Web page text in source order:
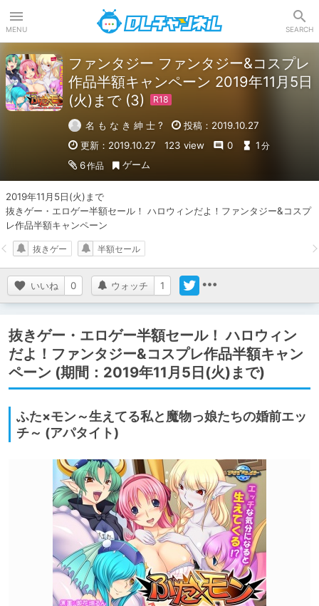
MENU SEARCH
ファンタジー ファンタジー&コスプレ
作品半額キャンペーン 2019年11月5日
(火)まで (3)
名 も な き 紳 士 ?
投稿：2019.10.27
更新：2019.10.27
123 view 0 1 分
6作品 ゲーム
2019年11月5日(火)まで
抜きゲー・エロゲー半額セール！ ハロウィンだよ！ファンタジー&コスプ
レ作品半額キャンペーン
いいね 0 ウォッチ 1
抜きゲー 半額セール
抜きゲー・エロゲー半額セール！ ハロウィン
だよ！ファンタジー&コスプレ作品半額キャン
ペーン (期間：2019年11月5日(火)まで)
ふた×モン～生えてる私と魔物っ娘たちの婚前エッ
チ～ (アパタイト)